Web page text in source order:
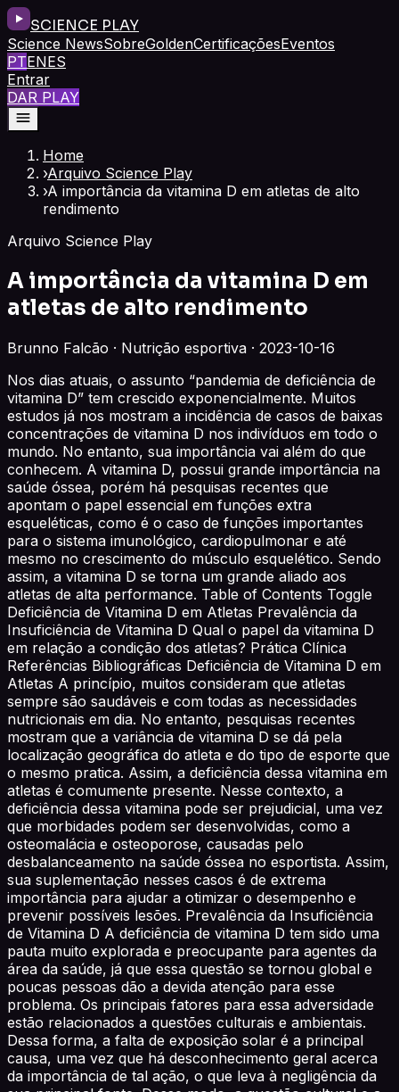
SCIENCE PLAY
Science NewsSobreGoldenCertificaçõesEventos
PTENES
Entrar
DAR PLAY
Home
›Arquivo Science Play
›A importância da vitamina D em atletas de alto
rendimento
Arquivo Science Play
A importância da vitamina D em
atletas de alto rendimento
Brunno Falcão · Nutrição esportiva · 2023-10-16
Nos dias atuais, o assunto “pandemia de deficiência de
vitamina D” tem crescido exponencialmente. Muitos
estudos já nos mostram a incidência de casos de baixas
concentrações de vitamina D nos indivíduos em todo o
mundo. No entanto, sua importância vai além do que
conhecem. A vitamina D, possui grande importância na
saúde óssea, porém há pesquisas recentes que
apontam o papel essencial em funções extra
esqueléticas, como é o caso de funções importantes
para o sistema imunológico, cardiopulmonar e até
mesmo no crescimento do músculo esquelético. Sendo
assim, a vitamina D se torna um grande aliado aos
atletas de alta performance. Table of Contents Toggle
Deficiência de Vitamina D em Atletas Prevalência da
Insuficiência de Vitamina D Qual o papel da vitamina D
em relação a condição dos atletas? Prática Clínica
Referências Bibliográficas Deficiência de Vitamina D em
Atletas A princípio, muitos consideram que atletas
sempre são saudáveis e com todas as necessidades
nutricionais em dia. No entanto, pesquisas recentes
mostram que a variância de vitamina D se dá pela
localização geográfica do atleta e do tipo de esporte que
o mesmo pratica. Assim, a deficiência dessa vitamina em
atletas é comumente presente. Nesse contexto, a
deficiência dessa vitamina pode ser prejudicial, uma vez
que morbidades podem ser desenvolvidas, como a
osteomalácia e osteoporose, causadas pelo
desbalanceamento na saúde óssea no esportista. Assim,
sua suplementação nesses casos é de extrema
importância para ajudar a otimizar o desempenho e
prevenir possíveis lesões. Prevalência da Insuficiência
de Vitamina D A deficiência de vitamina D tem sido uma
pauta muito explorada e preocupante para agentes da
área da saúde, já que essa questão se tornou global e
poucas pessoas dão a devida atenção para esse
problema. Os principais fatores para essa adversidade
estão relacionados a questões culturais e ambientais.
Dessa forma, a falta de exposição solar é a principal
causa, uma vez que há desconhecimento geral acerca
da importância de tal ação, o que leva à negligência da